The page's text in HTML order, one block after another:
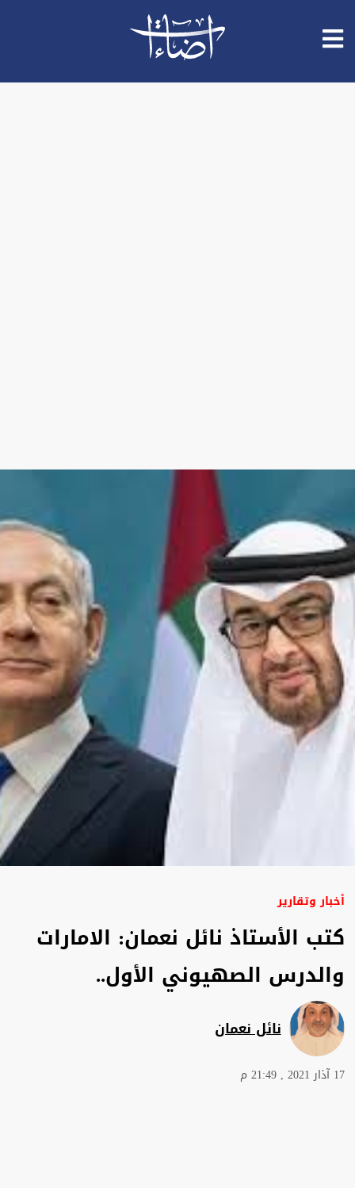
أخبار وتقارير
كتب الأستاذ نائل نعمان: الامارات
والدرس الصهيوني الأول..
نائل نعمان
17 آذار 2021 , 21:49 م